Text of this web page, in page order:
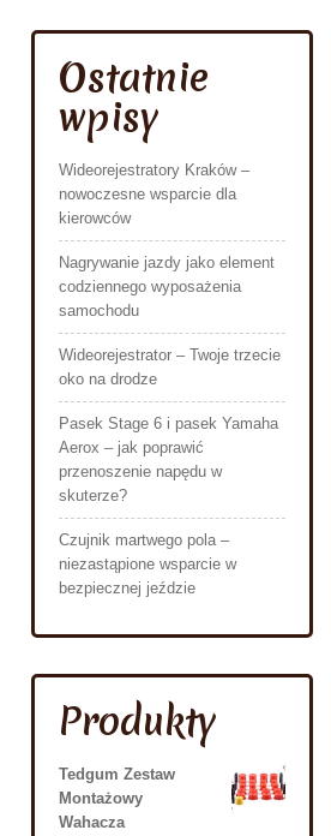
Ostatnie
wpisy
Wideorejestratory Kraków –
nowoczesne wsparcie dla
kierowców
Nagrywanie jazdy jako element
codziennego wyposażenia
samochodu
Wideorejestrator – Twoje trzecie
oko na drodze
Pasek Stage 6 i pasek Yamaha
Aerox – jak poprawić
przenoszenie napędu w
skuterze?
Czujnik martwego pola –
niezastąpione wsparcie w
bezpiecznej jeździe
Produkty
Tedgum Zestaw
Montażowy
Wahacza